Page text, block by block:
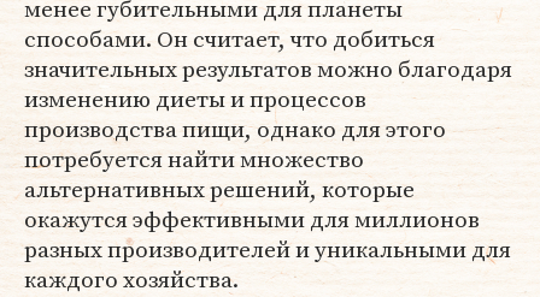
менее губительными для планеты
способами. Он считает, что добиться
значительных результатов можно благодаря
изменению диеты и процессов
производства пищи, однако для этого
потребуется найти множество
альтернативных решений, которые
окажутся эффективными для миллионов
разных производителей и уникальными для
каждого хозяйства.